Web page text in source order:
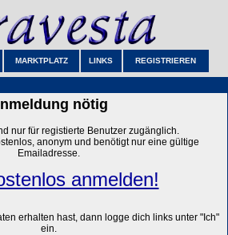
MARKTPLATZ LINKS REGISTRIEREN
nötig
nur für registierte Benutzer zugänglich.
anonym und benötigt nur eine gültige
Emailadresse.
anmelden!
erhalten hast, dann logge dich links unter "Ich"
ein.